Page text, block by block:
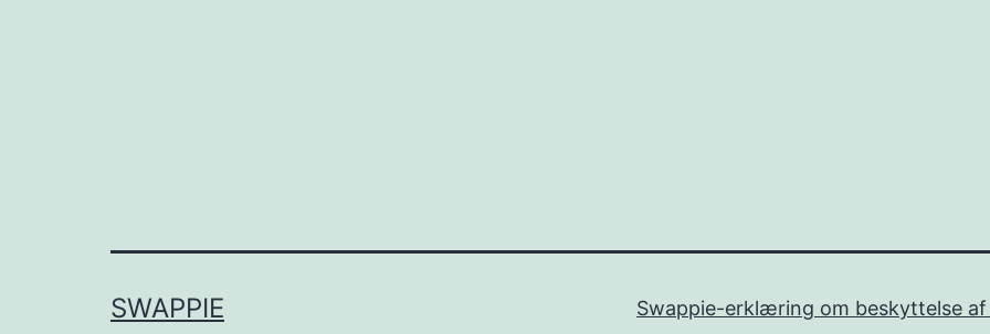
SWAPPIE Swappie-erklæring om beskyttelse